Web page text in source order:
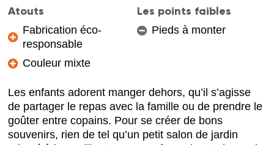
Atouts
Fabrication éco-
responsable
Couleur mixte
Les points faibles
Pieds à monter
Les enfants adorent manger dehors, qu’il s’agisse
de partager le repas avec la famille ou de prendre le
goûter entre copains. Pour se créer de bons
souvenirs, rien de tel qu’un petit salon de jardin